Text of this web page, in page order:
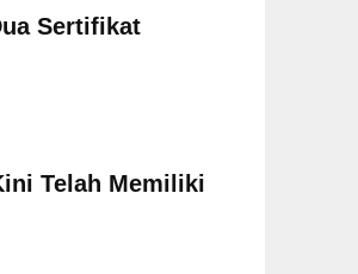
Sertifikat
Telah Memiliki